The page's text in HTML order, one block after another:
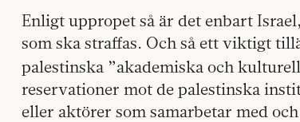
Enligt uppropet så är det enbart
som ska straffas. Och så ett viktigt
palestinska ”akademiska och
reservationer mot de palestinska
eller aktörer som samarbetar med